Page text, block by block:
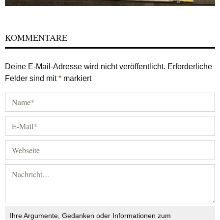
KOMMENTARE
Deine E-Mail-Adresse wird nicht veröffentlicht. Erforderliche
Felder sind mit* markiert
Ihre Argumente, Gedanken oder Informationen zum